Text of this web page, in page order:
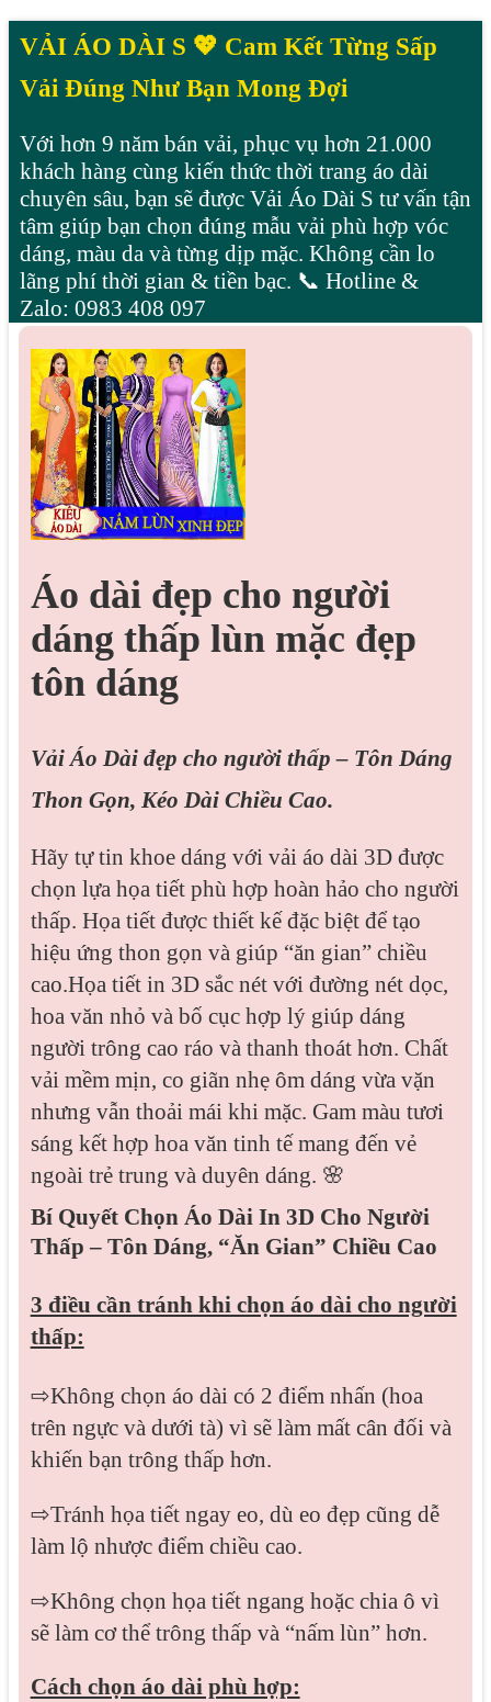
VẢI ÁO DÀI S 💖 Cam Kết Từng Sấp
Vải Đúng Như Bạn Mong Đợi
Với hơn 9 năm bán vải, phục vụ hơn 21.000
khách hàng cùng kiến thức thời trang áo dài
chuyên sâu, bạn sẽ được Vải Áo Dài S tư vấn tận
tâm giúp bạn chọn đúng mẫu vải phù hợp vóc
dáng, màu da và từng dịp mặc. Không cần lo
lãng phí thời gian & tiền bạc. 📞 Hotline &
Zalo: 0983 408 097
Áo dài đẹp cho người
dáng thấp lùn mặc đẹp
tôn dáng
Vải Áo Dài đẹp cho người thấp – Tôn Dáng
Thon Gọn, Kéo Dài Chiều Cao.
Hãy tự tin khoe dáng với vải áo dài 3D được
chọn lựa họa tiết phù hợp hoàn hảo cho người
thấp. Họa tiết được thiết kế đặc biệt để tạo
hiệu ứng thon gọn và giúp “ăn gian” chiều
cao.Họa tiết in 3D sắc nét với đường nét dọc,
hoa văn nhỏ và bố cục hợp lý giúp dáng
người trông cao ráo và thanh thoát hơn. Chất
vải mềm mịn, co giãn nhẹ ôm dáng vừa vặn
nhưng vẫn thoải mái khi mặc. Gam màu tươi
sáng kết hợp hoa văn tinh tế mang đến vẻ
ngoài trẻ trung và duyên dáng. 🌸
Bí Quyết Chọn Áo Dài In 3D Cho Người
Thấp – Tôn Dáng, “Ăn Gian” Chiều Cao
3 điều cần tránh khi chọn áo dài cho người
thấp:
⇨Không chọn áo dài có 2 điểm nhấn (hoa
trên ngực và dưới tà) vì sẽ làm mất cân đối và
khiến bạn trông thấp hơn.
⇨Tránh họa tiết ngay eo, dù eo đẹp cũng dễ
làm lộ nhược điểm chiều cao.
⇨Không chọn họa tiết ngang hoặc chia ô vì
sẽ làm cơ thể trông thấp và “nấm lùn” hơn.
Cách chọn áo dài phù hợp: